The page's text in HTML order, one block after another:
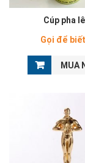
Cúp pha
Gọi để
MUA